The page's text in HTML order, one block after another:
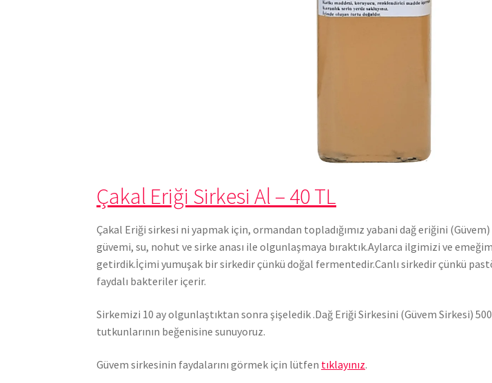
Çakal Eriği Sirkesi Al – 40 TL
Çakal Eriği sirkesi ni yapmak için, ormandan topladığımız yabani dağ eriğini (Güvem)
güvemi, su, nohut ve sirke anası ile olgunlaşmaya bıraktık.Aylarca ilgimizi ve
getirdik.İçimi yumuşak bir sirkedir çünkü doğal fermentedir.Canlı sirkedir çünkü
faydalı bakteriler içerir.
Sirkemizi 10 ay olgunlaştıktan sonra şişeledik .Dağ Eriği Sirkesini (Güvem Sirkesi)
tutkunlarının beğenisine sunuyoruz.
Güvem sirkesinin faydalarını görmek için lütfen tıklayınız.